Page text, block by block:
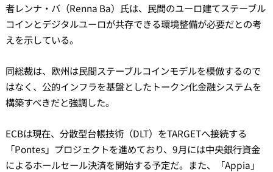
者レンナ・バ（Renna Ba）氏は、民間のユーロ建てステーブル
コインとデジタルユーロが共存できる環境整備が必要だとの考
えを示している。
同総裁は、欧州は民間ステーブルコインモデルを模倣するので
はなく、公的インフラを基盤としたトークン化金融システムを
構築すべきだと強調した。
ECBは現在、分散型台帳技術（DLT）をTARGETへ接続する
「Pontes」プロジェクトを進めており、9月には中央銀行資金
によるホールセール決済を開始する予定だ。また、「Appia」